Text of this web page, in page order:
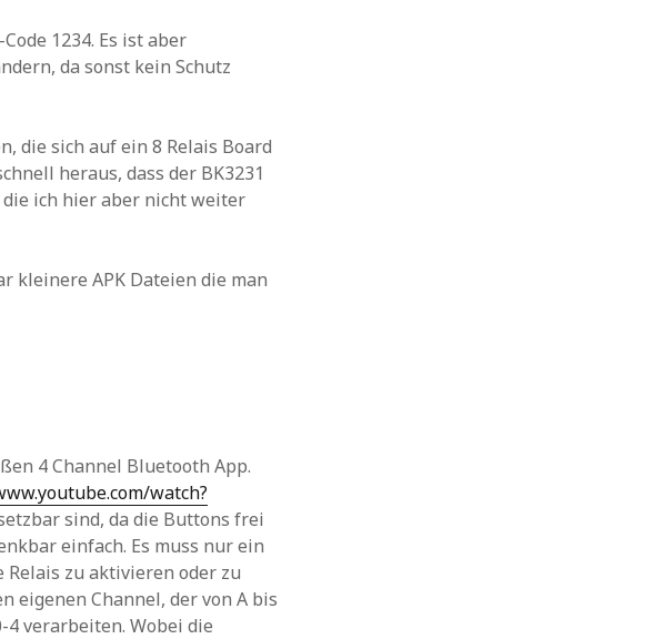
1234. Es ist aber
da sonst kein Schutz
die sich auf ein 8 Relais Board
heraus, dass der BK3231
ich hier aber nicht weiter
kleinere APK Dateien die man
4 Channel Bluetooth App.
watch?
sind, da die Buttons frei
einfach. Es muss nur ein
Relais zu aktivieren oder zu
eigenen Channel, der von A bis
verarbeiten. Wobei die